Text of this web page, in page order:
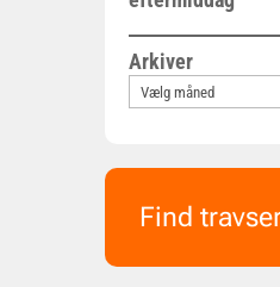
Arkiver
Find